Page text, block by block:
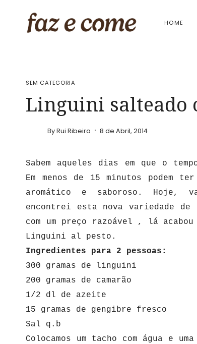
content
HOME
SEM CATEGORIA
Linguini salteado
ByRui Ribeiro 8 de Abril, 2014
Sabem aqueles dias em que o
Em menos de 15 minutos podem
aromático e saboroso. Hoje,
encontrei esta nova variedade
com um preço razoável , lá acabou
Linguini al pesto.
Ingredientes para 2 pessoas:
300 gramas de linguini
200 gramas de camarão
1/2 dl de azeite
15 gramas de gengibre fresco
Sal q.b
Colocamos um tacho com água e